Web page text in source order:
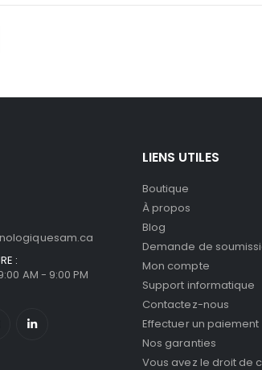
:
AM - 9:00 PM
LIENS UTILES
Boutique
À propos
Blog
Demande de
Mon compte
Support informatique
Contactez-nous
Effectuer un paiement
Nos garanties
Vous avez le droit de